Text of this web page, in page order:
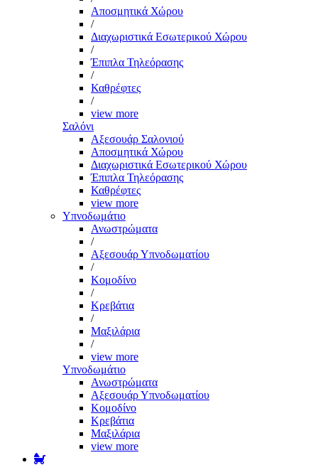
Αποσμητικά Χώρου
/
Διαχωριστικά Εσωτερικού Χώρου
/
Έπιπλα Τηλεόρασης
/
Καθρέφτες
/
view more
Σαλόνι
Αξεσουάρ Σαλονιού
Αποσμητικά Χώρου
Διαχωριστικά Εσωτερικού Χώρου
Έπιπλα Τηλεόρασης
Καθρέφτες
view more
Υπνοδωμάτιο
Ανωστρώματα
/
Αξεσουάρ Υπνοδωματίου
/
Κομοδίνο
/
Κρεβάτια
/
Μαξιλάρια
/
view more
Υπνοδωμάτιο
Ανωστρώματα
Αξεσουάρ Υπνοδωματίου
Κομοδίνο
Κρεβάτια
Μαξιλάρια
view more